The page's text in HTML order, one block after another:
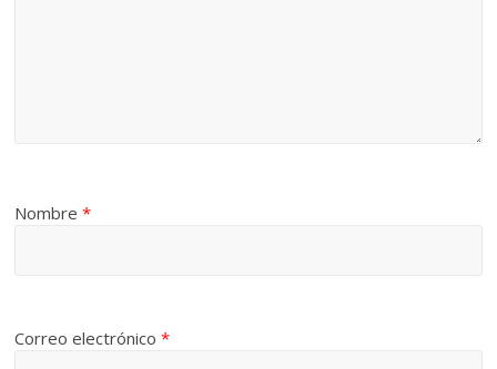
Nombre*
Correo electrónico*